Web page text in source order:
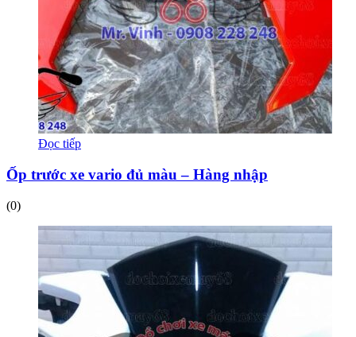
Đọc tiếp
Ốp trước xe vario đủ màu – Hàng nhập
(0)